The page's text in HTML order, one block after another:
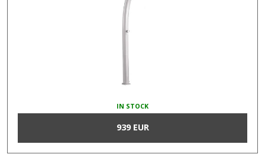
IN STOCK
939 EUR